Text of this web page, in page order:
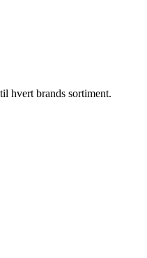
hvert brands sortiment.